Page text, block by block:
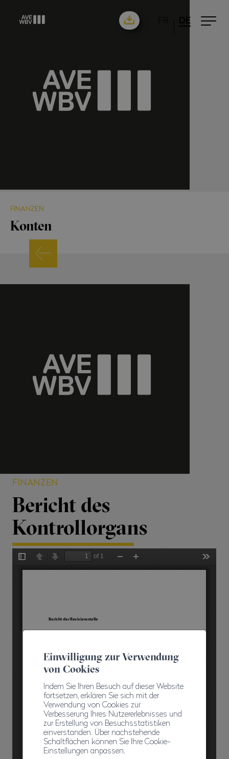
DE
FINANZEN
Konten
FINANZEN
Bericht des
Kontrollorgans
Einwilligung zur Verwendung
von Cookies
Indem Sie Ihren Besuch auf dieser Website
fortsetzen, erklären Sie sich mit der
Verwendung von Cookies zur
Verbesserung Ihres Nutzererlebnisses und
zur Erstellung von Besuchsstatistiken
einverstanden. Über nachstehende
Schaltflächen können Sie Ihre Cookie-
Einstellungen anpassen.